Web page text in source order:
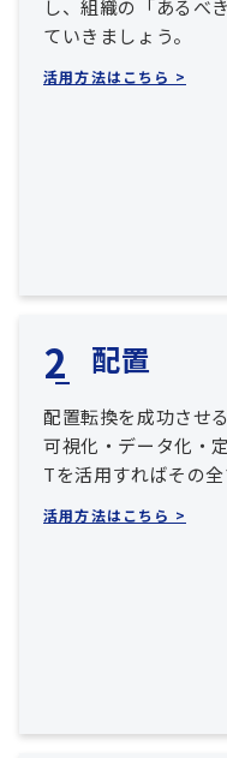
し、組織の「あるべ
ていきましょう。
活用方法はこちら >
配置
配置転換を成功させ
可視化・データ化・
Tを活用すればその全
活用方法はこちら >